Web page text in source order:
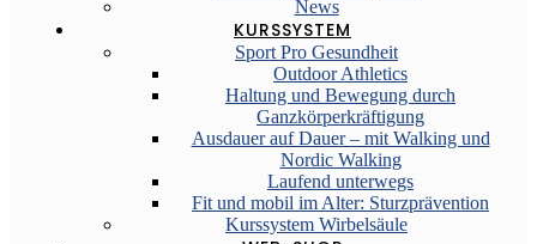
News
KURSSYSTEM
Sport Pro Gesundheit
Outdoor Athletics
Haltung und Bewegung durch
Ganzkörperkräftigung
Ausdauer auf Dauer – mit Walking und
Nordic Walking
Laufend unterwegs
Fit und mobil im Alter: Sturzprävention
Kurssystem Wirbelsäule